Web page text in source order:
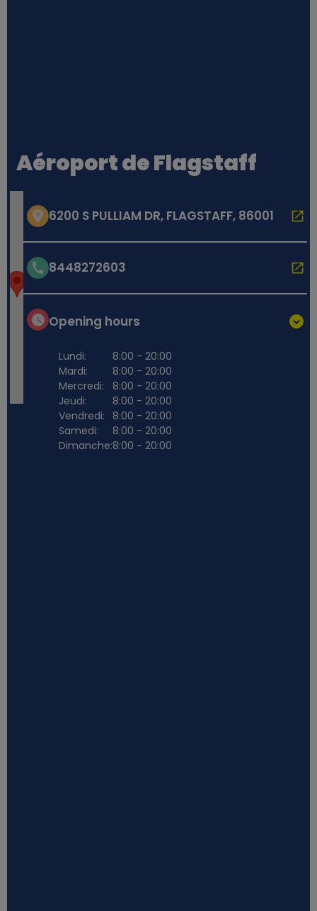
Aéroport de Flagstaff
6200 S PULLIAM DR, FLAGSTAFF, 86001
8448272603
Opening hours
Lundi:
Mardi:
Mercredi:
Jeudi:
Vendredi:
Samedi:
Dimanche:
8:00 - 20:00
8:00 - 20:00
8:00 - 20:00
8:00 - 20:00
8:00 - 20:00
8:00 - 20:00
8:00 - 20:00